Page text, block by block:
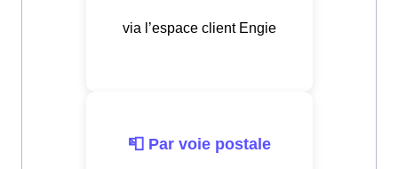
via l’espace client Engie
📮 Par voie postale